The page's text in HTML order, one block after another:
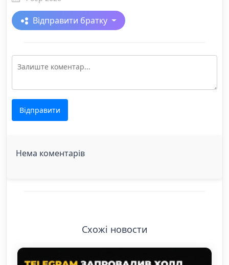
Відправити братку
Відправити
Нема коментарів
Схожі новости